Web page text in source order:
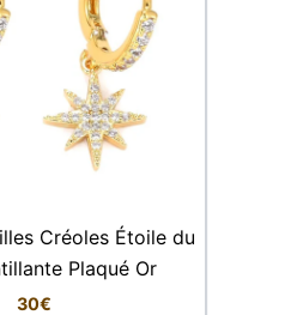
Créoles Étoile du
Plaqué Or
30€